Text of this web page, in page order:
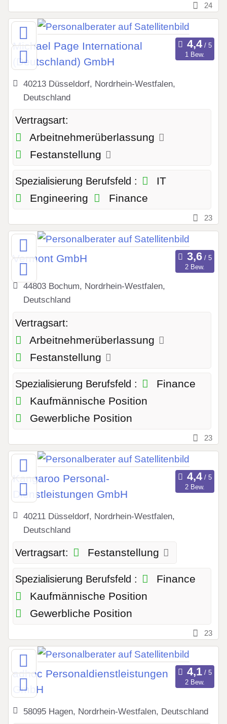
24
Michael Page International
(Deutschland) GmbH
1 Bew.
40213 Düsseldorf, Nordrhein-Westfalen,
Deutschland
Vertragsart:
Arbeitnehmerüberlassung
Festanstellung
Spezialisierung Berufsfeld :
IT
Engineering
Finance
23
Vermont GmbH
2 Bew.
44803 Bochum, Nordrhein-Westfalen,
Deutschland
Vertragsart:
Arbeitnehmerüberlassung
Festanstellung
Spezialisierung Berufsfeld :
Finance
Kaufmännische Position
Gewerbliche Position
23
Kangaroo Personal-
Dienstleistungen GmbH
2 Bew.
40211 Düsseldorf, Nordrhein-Westfalen,
Deutschland
Vertragsart: Festanstellung
Spezialisierung Berufsfeld :
Finance
Kaufmännische Position
Gewerbliche Position
23
adhoc Personaldienstleistungen
GmbH
2 Bew.
58095 Hagen, Nordrhein-Westfalen, Deutschland